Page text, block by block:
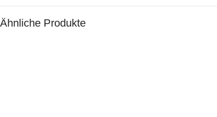
Ähnliche Produkte